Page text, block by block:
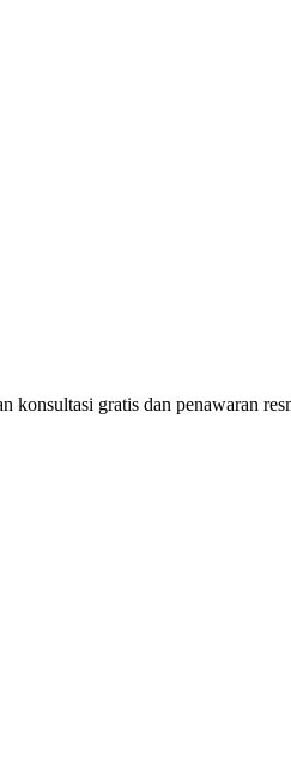
gratis dan penawaran